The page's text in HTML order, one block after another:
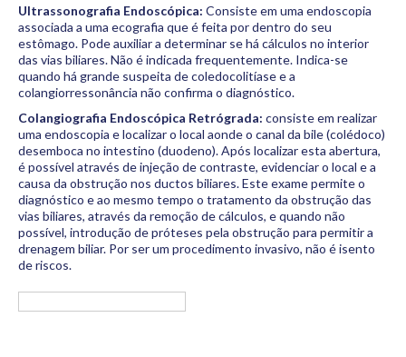
Ultrassonografia Endoscópica: Consiste em uma endoscopia
associada a uma ecografia que é feita por dentro do seu
estômago. Pode auxiliar a determinar se há cálculos no interior
das vias biliares. Não é indicada frequentemente. Indica-se
quando há grande suspeita de coledocolitíase e a
colangiorressonância não confirma o diagnóstico.
Colangiografia Endoscópica Retrógrada: consiste em realizar
uma endoscopia e localizar o local aonde o canal da bile (colédoco)
desemboca no intestino (duodeno). Após localizar esta abertura,
é possível através de injeção de contraste, evidenciar o local e a
causa da obstrução nos ductos biliares. Este exame permite o
diagnóstico e ao mesmo tempo o tratamento da obstrução das
vias biliares, através da remoção de cálculos, e quando não
possível, introdução de próteses pela obstrução para permitir a
drenagem biliar. Por ser um procedimento invasivo, não é isento
de riscos.